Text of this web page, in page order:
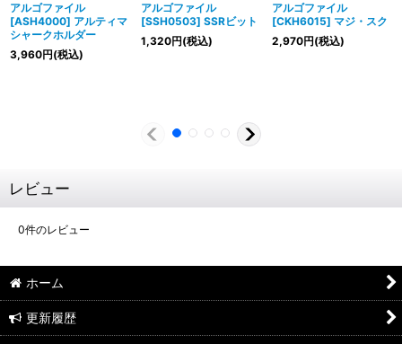
アルゴファイル
[ASH4000] アルティマ
シャークホルダー
3,960円(税込)
アルゴファイル
[SSH0503] SSRビット
1,320円(税込)
アルゴファイル
[CKH6015] マジ・スク
2,970円(税込)
レビュー
0件のレビュー
ホーム
更新履歴